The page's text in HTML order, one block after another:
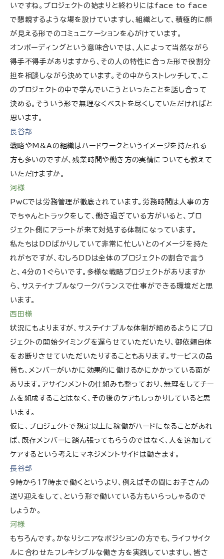
いですね。プロジェクトの始まりと終わりにはface to face
で懇親するような場を設けていますし、組織として、積極的に顔
が見える形でのコミュニケーションを心がけています。
オンボーディングという意味合いでは、人によって当然ながら
得手不得手がありますから、その人の特性に合った形で役割分
担を相談しながら決めています。その中からストレッチして、こ
のプロジェクトの中で学んでいこうといったことを話し合って
決める。そういう形で無理なくベストを尽くしていただければと
思います。
長谷部
戦略やM&Aの組織はハードワークというイメージを持たれる
方も多いのですが、残業時間や働き方の実情についても教えて
いただけますか。
河様
PwCでは労務管理が徹底されています。労務時間は人事の方
でちゃんとトラックをして、働き過ぎている方がいると、プロ
ジェクト側にアラートが来て対処する体制になっています。
私たちはDDばかりしていて非常に忙しいとのイメージを持た
れがちですが、むしろDDは全体のプロジェクトの割合で言う
と、4分の1ぐらいです。多様な戦略プロジェクトがありますか
ら、サステイナブルなワークバランスで仕事ができる環境だと思
います。
西田様
状況にもよりますが、サステイナブルな体制が組めるようにプロ
ジェクトの開始タイミングを遅らせていただいたり、御依頼自体
をお断りさせていただいたりすることもあります。サービスの品
質も、メンバーがいかに効果的に働けるかにかかっている面が
あります。アサインメントの仕組みも整っており、無理をしてチー
ムを組成することはなく、その後のケアもしっかりしていると思
います。
仮に、プロジェクトで想定以上に稼働がハードになることがあれ
ば、既存メンバーに踏ん張ってもらうのではなく、人を追加して
ケアするという考えにマネジメントサイドは動きます。
長谷部
9時から17時まで働くというより、例えばその間にお子さんの
送り迎えをして、という形で働いている方もいらっしゃるので
しょうか。
河様
もちろんです。かなりシニアなポジションの方でも、ライフサイク
ルに合わせたフレキシブルな働き方を実践していますし、皆さ